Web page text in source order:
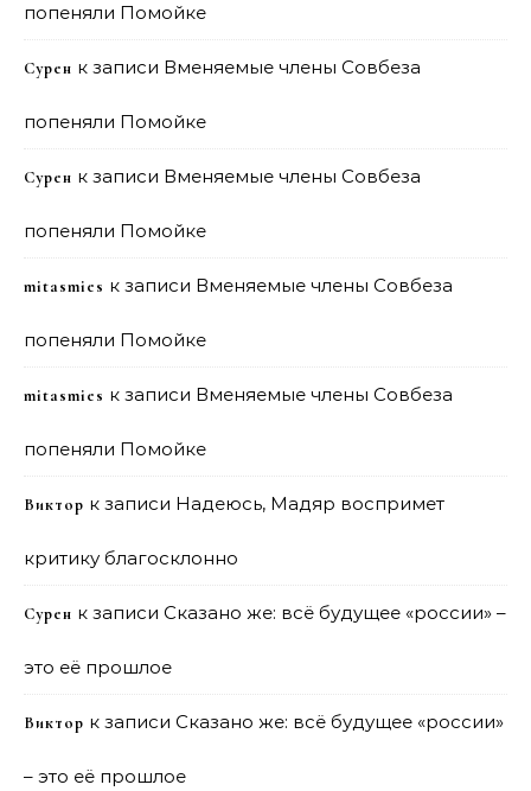
попеняли Помойке
Сурен к записи Вменяемые члены Совбеза
попеняли Помойке
Сурен к записи Вменяемые члены Совбеза
попеняли Помойке
mitasmies к записи Вменяемые члены Совбеза
попеняли Помойке
mitasmies к записи Вменяемые члены Совбеза
попеняли Помойке
Виктор к записи Надеюсь, Мадяр воспримет
критику благосклонно
Сурен к записи Сказано же: всё будущее «россии» –
это её прошлое
Виктор к записи Сказано же: всё будущее «россии»
– это её прошлое